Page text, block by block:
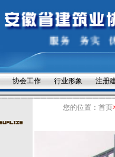
协会工作 行业形象 注册
您的位置： 首页